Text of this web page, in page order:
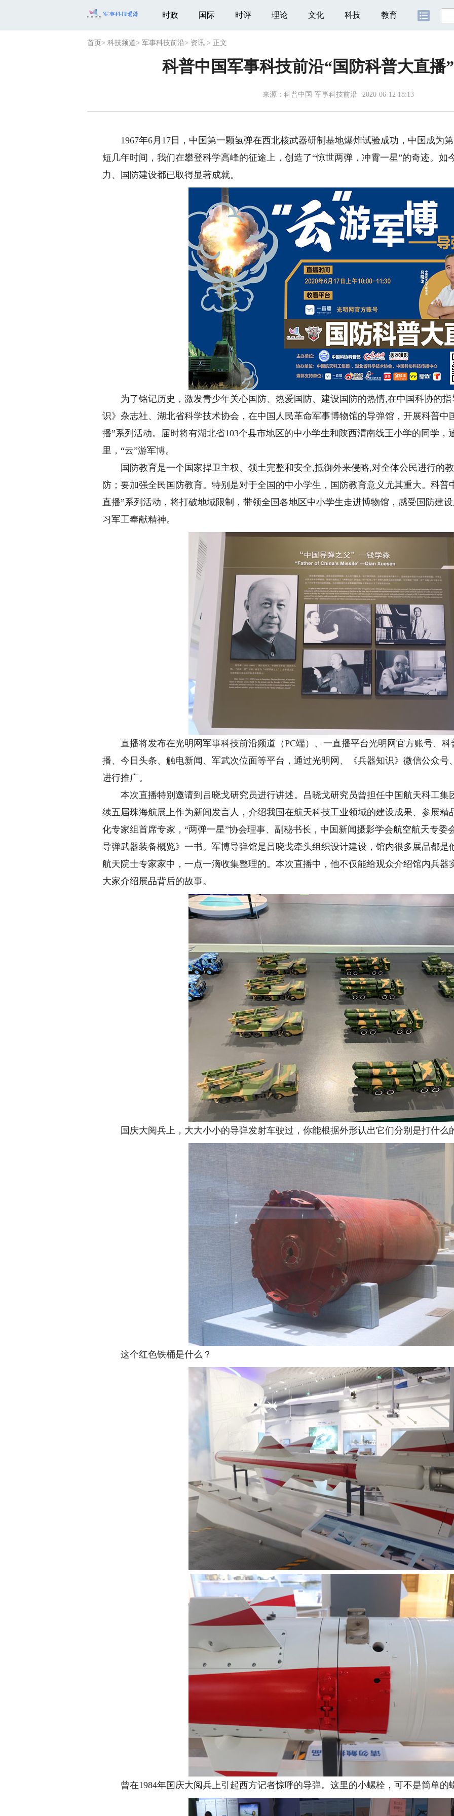
时政 国际 时评 理论 文化 科技 教育
首页 > 科技频道> 军事科技前沿> 资讯 > 正文
科普中国军事科技前沿“国防科普大直播
来源： 科普中国-军事科技前沿 2020-06-12 18:13
1967年6月17日，中国第一颗氢弹在西北核武器研制基地爆炸试验成功，中国成为
短几年时间，我们在攀登科学高峰的征途上，创造了“惊世两弹，冲霄一星”的奇迹。如
力、国防建设都已取得显著成就。
为了铭记历史，激发青少年关心国防、热爱国防、建设国防的热情,在中国科协的指
识》杂志社、湖北省科学技术协会，在中国人民革命军事博物馆的导弹馆，开展科普中
播”系列活动。届时将有湖北省103个县市地区的中小学生和陕西渭南线王小学的同学，
里，“云”游军博。
国防教育是一个国家捍卫主权、领土完整和安全,抵御外来侵略,对全体公民进行的
防；要加强全民国防教育。特别是对于全国的中小学生，国防教育意义尤其重大。科普
直播”系列活动，将打破地域限制，带领全国各地区中小学生走进博物馆，感受国防建
习军工奉献精神。
直播将发布在光明网军事科技前沿频道（PC端）、一直播平台光明网官方账号、科
播、今日头条、触电新闻、军武次位面等平台，通过光明网、《兵器知识》微信公众号
进行推广。
本次直播特别邀请到吕晓戈研究员进行讲述。吕晓戈研究员曾担任中国航天科工集
续五届珠海航展上作为新闻发言人，介绍我国在航天科技工业领域的建设成果、参展精
化专家组首席专家，“两弹一星”协会理事、副秘书长，中国新闻摄影学会航空航天专
导弹武器装备概览》一书。军博导弹馆是吕晓戈牵头组织设计建设，馆内很多展品都是
航天院士专家家中，一点一滴收集整理的。本次直播中，他不仅能给观众介绍馆内兵器
大家介绍展品背后的故事。
国庆大阅兵上，大大小小的导弹发射车驶过，你能根据外形认出它们分别是打什么
这个红色铁桶是什么？
曾在1984年国庆大阅兵上引起西方记者惊呼的导弹。这里的小螺栓，可不是简单的